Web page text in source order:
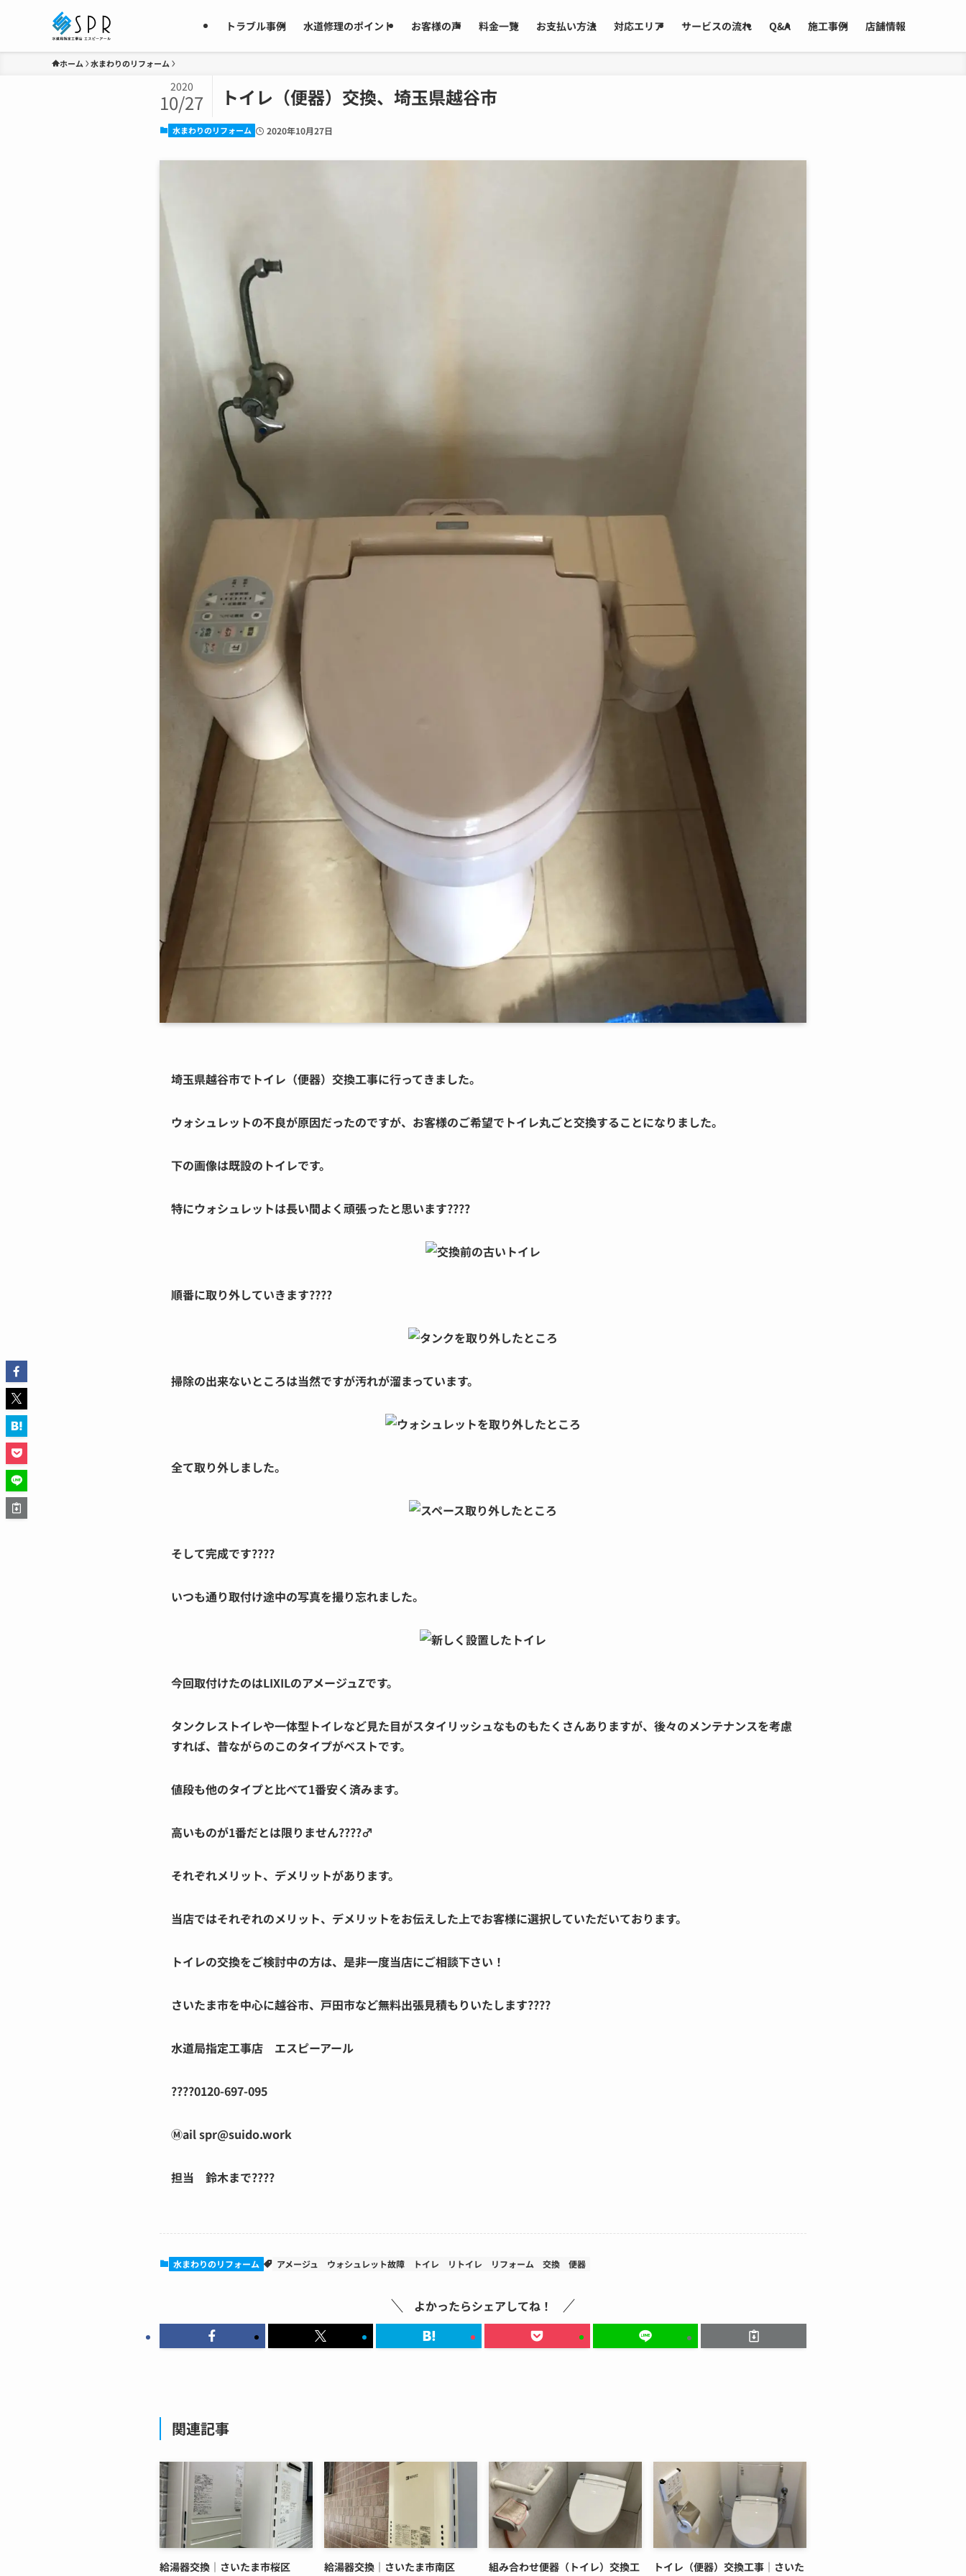
トラブル事例 水道修理のポイント お客様の声 料金一覧 お支払い方法 対応エリア サービスの流れ Q&A 施工事例 店舗情報
ホーム 水まわりのリフォーム
トイレ（便器）交換、埼玉県越谷市
2020
10/27
水まわりのリフォーム 2020年10月27日
埼玉県越谷市でトイレ（便器）交換工事に行ってきました。
ウォシュレットの不良が原因だったのですが、お客様のご希望でトイレ丸ごと交換することになりました。
下の画像は既設のトイレです。
特にウォシュレットは長い間よく頑張ったと思います????
順番に取り外していきます????
掃除の出来ないところは当然ですが汚れが溜まっています。
全て取り外しました。
そして完成です????
いつも通り取付け途中の写真を撮り忘れました。
今回取付けたのはLIXILのアメージュZです。
タンクレストイレや一体型トイレなど見た目がスタイリッシュなものもたくさんありますが、後々のメンテナンスを考慮
すれば、昔ながらのこのタイプがベストです。
値段も他のタイプと比べて1番安く済みます。
高いものが1番だとは限りません????‍♂️
それぞれメリット、デメリットがあります。
当店ではそれぞれのメリット、デメリットをお伝えした上でお客様に選択していただいております。
トイレの交換をご検討中の方は、是非一度当店にご相談下さい！
さいたま市を中心に越谷市、戸田市など無料出張見積もりいたします????
水道局指定工事店 エスピーアール
????0120-697-095
Ⓜ︎ail spr@suido.work
担当 鈴木まで????
水まわりのリフォーム アメージュ ウォシュレット故障 トイレ リトイレ リフォーム 交換 便器
よかったらシェアしてね！
関連記事
給湯器交換｜さいたま市桜区 給湯器交換｜さいたま市南区
組み合わせ便器（トイレ）交換工
トイレ（便器）交換工事｜さいた